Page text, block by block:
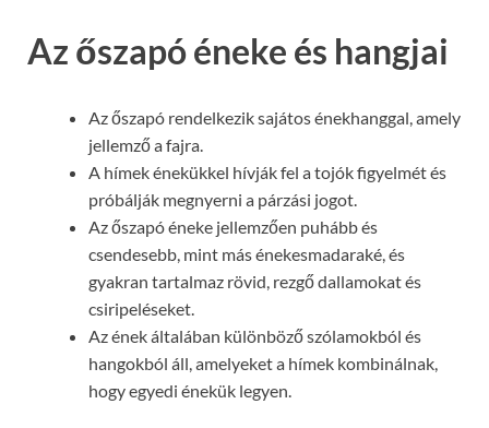
Az őszapó éneke és hangjai
Az őszapó rendelkezik sajátos énekhanggal, amely
jellemző a fajra.
A hímek énekükkel hívják fel a tojók figyelmét és
próbálják megnyerni a párzási jogot.
Az őszapó éneke jellemzően puhább és
csendesebb, mint más énekesmadaraké, és
gyakran tartalmaz rövid, rezgő dallamokat és
csiripeléseket.
Az ének általában különböző szólamokból és
hangokból áll, amelyeket a hímek kombinálnak,
hogy egyedi énekük legyen.